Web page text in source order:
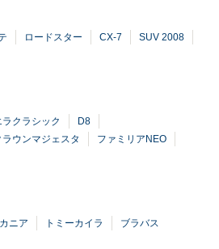
ロードスター CX-7
SUV 2008
ラクラシック
D8
ラウンマジェスタ
ファミリアNEO
ニア トミーカイラ ブラバス